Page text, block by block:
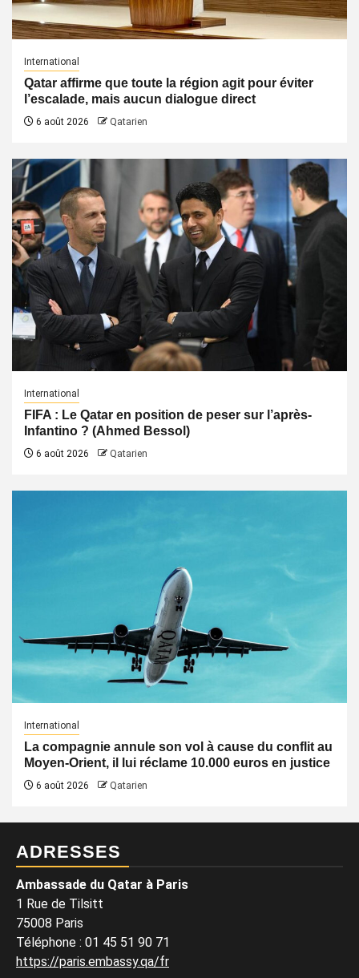
International
Qatar affirme que toute la région agit pour éviter
l’escalade, mais aucun dialogue direct
6 août 2026 Qatarien
International
FIFA : Le Qatar en position de peser sur l’après-
Infantino ? (Ahmed Bessol)
6 août 2026 Qatarien
International
La compagnie annule son vol à cause du conflit au
Moyen-Orient, il lui réclame 10.000 euros en justice
6 août 2026 Qatarien
ADRESSES
Ambassade du Qatar à Paris
1 Rue de Tilsitt
75008 Paris
Téléphone : 01 45 51 90 71
https://paris.embassy.qa/fr